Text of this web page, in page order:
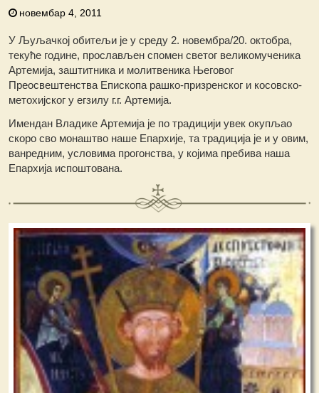
новембар 4, 2011
У Љуљачкој обитељи је у среду 2. новембра/20. октобра,
текуће године, прослављен спомен светог великомученика
Артемија, заштитника и молитвеника Његовог
Преосвештенства Епископа рашко-призренског и косовско-
метохијског у егзилу г.г. Артемија.
Имендан Владике Артемија је по традицији увек окупљао
скоро сво монаштво наше Епархије, та традиција је и у овим,
ванредним, условима прогонства, у којима пребива наша
Епархија испоштована.